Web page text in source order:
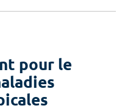
pour le